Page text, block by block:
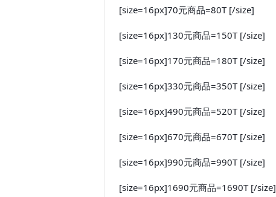
[size=16px]70元商品=80T [/size]
[size=16px]130元商品=150T [/size]
[size=16px]170元商品=180T [/size]
[size=16px]330元商品=350T [/size]
[size=16px]490元商品=520T [/size]
[size=16px]670元商品=670T [/size]
[size=16px]990元商品=990T [/size]
[size=16px]1690元商品=1690T [/size]